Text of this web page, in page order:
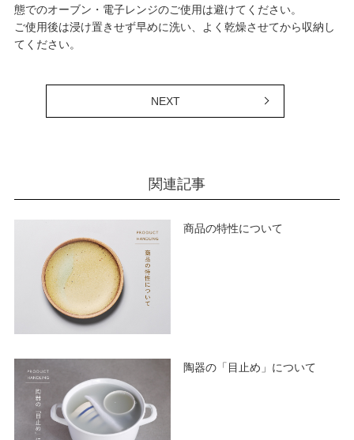
態でのオーブン・電子レンジのご使用は避けてください。
ご使用後は浸け置きせず早めに洗い、よく乾燥させてから収納し
てください。
NEXT
関連記事
商品の特性について
陶器の「目止め」について